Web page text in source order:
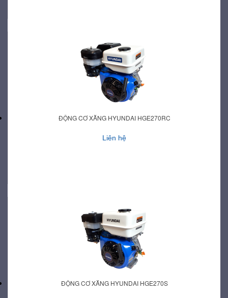
ĐỘNG CƠ XĂNG HYUNDAI HGE270RC
Liên hệ
ĐỘNG CƠ XĂNG HYUNDAI HGE270S